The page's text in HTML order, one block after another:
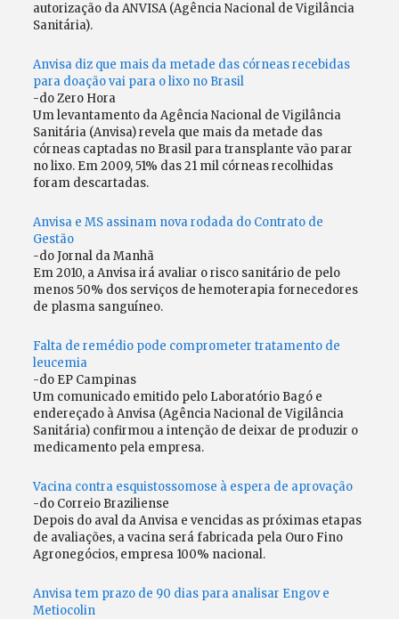
autorização da ANVISA (Agência Nacional de Vigilância
Sanitária).
Anvisa diz que mais da metade das córneas recebidas
para doação vai para o lixo no Brasil
-do Zero Hora
Um levantamento da Agência Nacional de Vigilância
Sanitária (Anvisa) revela que mais da metade das
córneas captadas no Brasil para transplante vão parar
no lixo. Em 2009, 51% das 21 mil córneas recolhidas
foram descartadas.
Anvisa e MS assinam nova rodada do Contrato de
Gestão
-do Jornal da Manhã
Em 2010, a Anvisa irá avaliar o risco sanitário de pelo
menos 50% dos serviços de hemoterapia fornecedores
de plasma sanguíneo.
Falta de remédio pode comprometer tratamento de
leucemia
-do EP Campinas
Um comunicado emitido pelo Laboratório Bagó e
endereçado à Anvisa (Agência Nacional de Vigilância
Sanitária) confirmou a intenção de deixar de produzir o
medicamento pela empresa.
Vacina contra esquistossomose à espera de aprovação
-do Correio Braziliense
Depois do aval da Anvisa e vencidas as próximas etapas
de avaliações, a vacina será fabricada pela Ouro Fino
Agronegócios, empresa 100% nacional.
Anvisa tem prazo de 90 dias para analisar Engov e
Metiocolin